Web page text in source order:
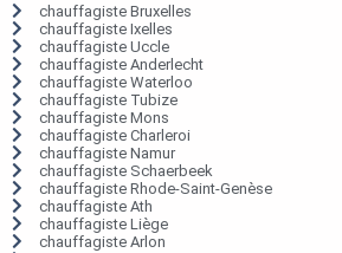
chauffagiste Bruxelles
chauffagiste Ixelles
chauffagiste Uccle
chauffagiste Anderlecht
chauffagiste Waterloo
chauffagiste Tubize
chauffagiste Mons
chauffagiste Charleroi
chauffagiste Namur
chauffagiste Schaerbeek
chauffagiste Rhode-Saint-Genèse
chauffagiste Ath
chauffagiste Liège
chauffagiste Arlon